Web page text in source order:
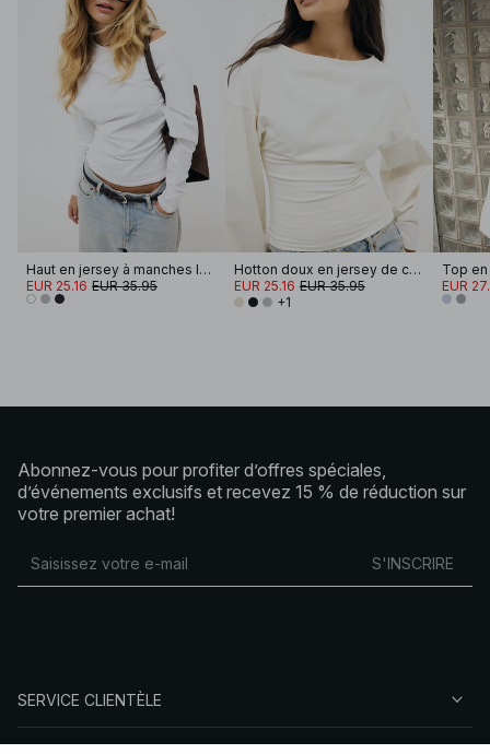
Haut en jersey à manches longues et taille marquée
EUR 25.16 EUR 35.95
Hotton doux en jersey de coton à manches larges
EUR 25.16 EUR 35.95
+1
EUR
Abonnez-vous pour profiter d’offres spéciales,
d’événements exclusifs et recevez 15 % de réduction sur
votre premier achat!
S'INSCRIRE
SERVICE CLIENTÈLE